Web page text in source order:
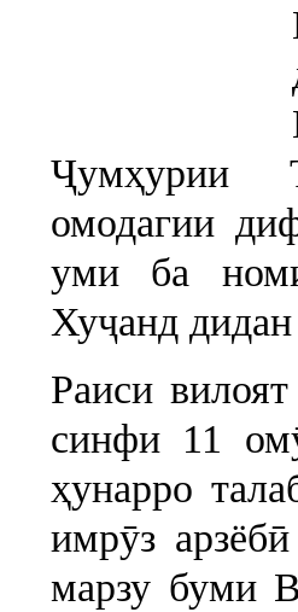
Ҷумҳурии
омодагии
уми ба
Хуҷанд
Раиси
синфи 11
ҳунарро
имрӯз
марзу буми